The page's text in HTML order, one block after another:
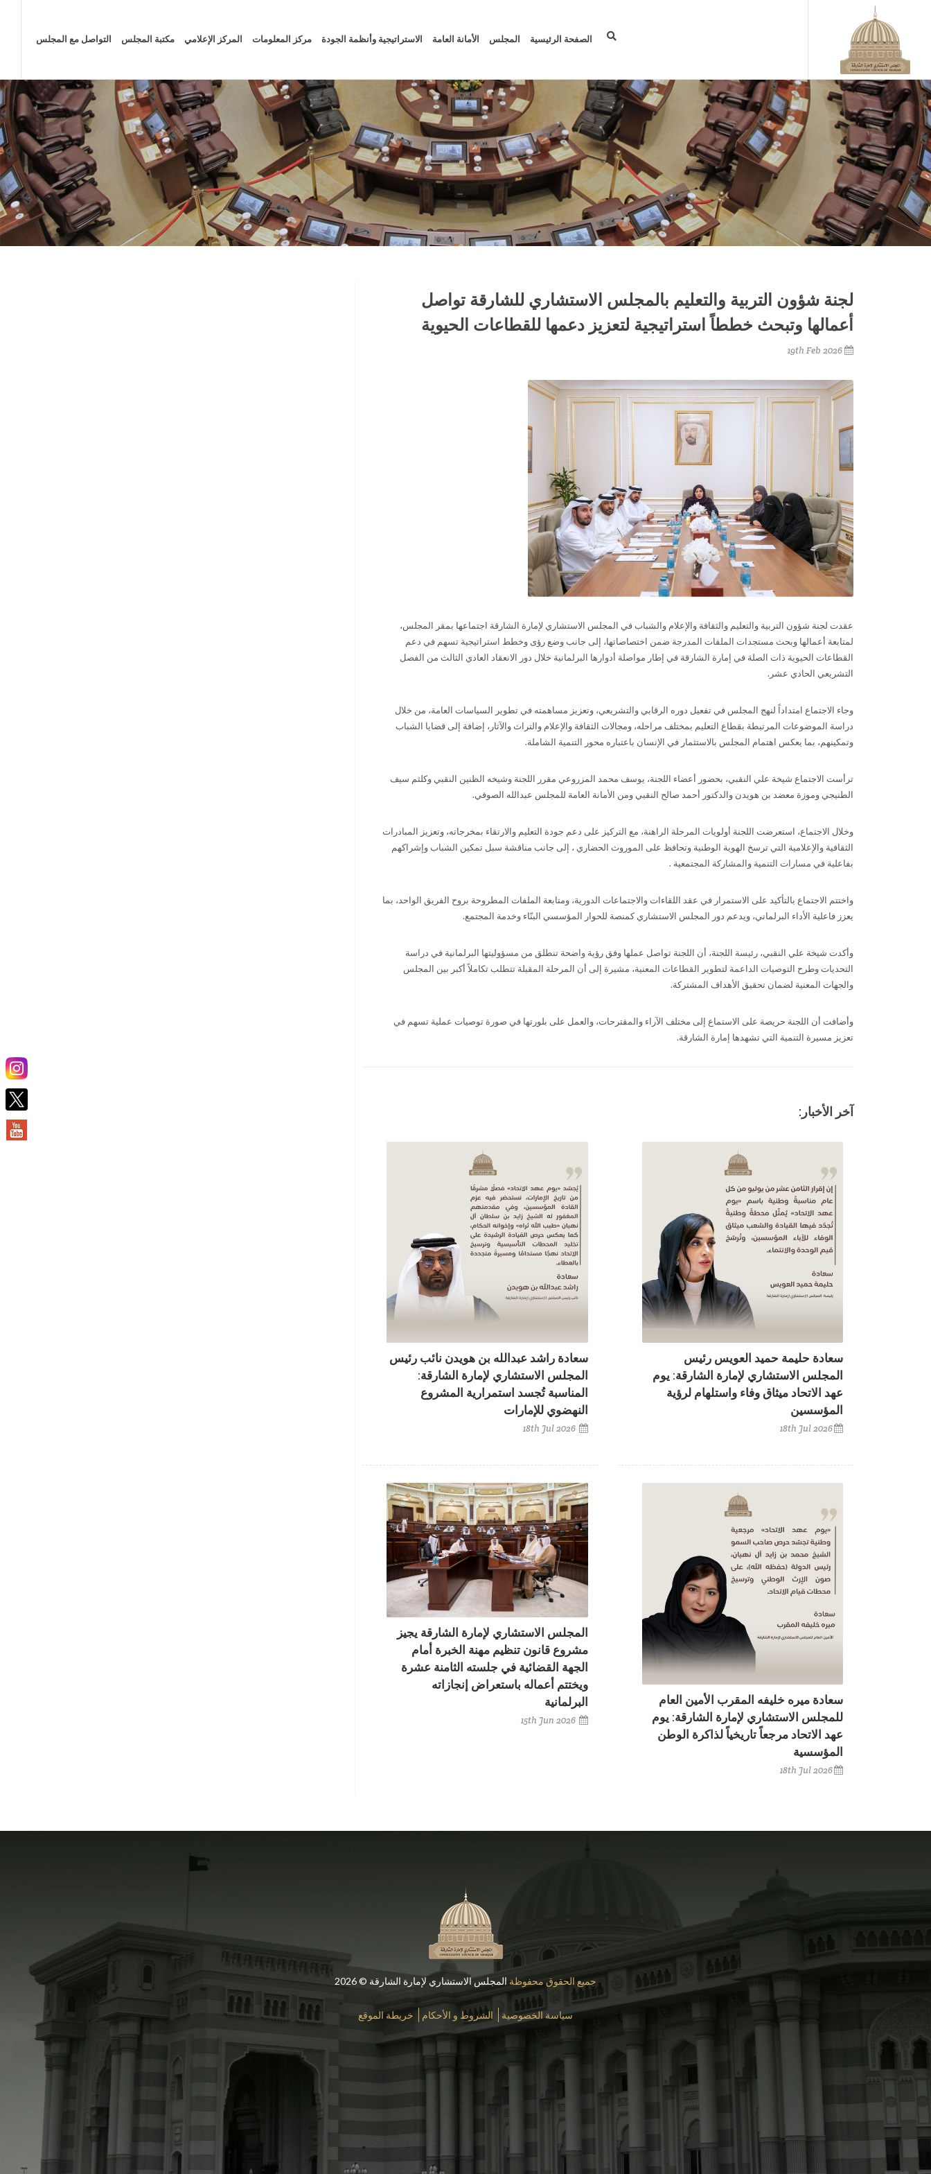
الصفحة الرئيسية المجلس الأمانة العامة الاستراتيجية وأنظمة الجودة مركز المعلومات المركز الإعلامي مكتبة المجلس التواصل مع المجلس
لجنة شؤون التربية والتعليم بالمجلس الاستشاري للشارقة تواصل
أعمالها وتبحث خططاً استراتيجية لتعزيز دعمها للقطاعات الحيوية
19th Feb 2026
عقدت لجنة شؤون التربية والتعليم والثقافة والإعلام والشباب في المجلس الاستشاري لإمارة الشارقة اجتماعها بمقر المجلس،
لمتابعة أعمالها وبحث مستجدات الملفات المدرجة ضمن اختصاصاتها، إلى جانب وضع رؤى وخطط استراتيجية تسهم في دعم
القطاعات الحيوية ذات الصلة في إمارة الشارقة في إطار مواصلة أدوارها البرلمانية خلال دور الانعقاد العادي الثالث من الفصل
التشريعي الحادي عشر.
وجاء الاجتماع امتداداً لنهج المجلس في تفعيل دوره الرقابي والتشريعي، وتعزيز مساهمته في تطوير السياسات العامة، من خلال
دراسة الموضوعات المرتبطة بقطاع التعليم بمختلف مراحله، ومجالات الثقافة والإعلام والتراث والآثار، إضافة إلى قضايا الشباب
وتمكينهم، بما يعكس اهتمام المجلس بالاستثمار في الإنسان باعتباره محور التنمية الشاملة.
ترأست الاجتماع شيخة علي النقبي، بحضور أعضاء اللجنة، يوسف محمد المزروعي مقرر اللجنة وشيخه الظنين النقبي وكلثم سيف
الطنيجي وموزة معضد بن هويدن والدكتور أحمد صالح النقبي ومن الأمانة العامة للمجلس عبدالله الصوفي.
وخلال الاجتماع، استعرضت اللجنة أولويات المرحلة الراهنة، مع التركيز على دعم جودة التعليم والارتقاء بمخرجاته، وتعزيز المبادرات
الثقافية والإعلامية التي ترسخ الهوية الوطنية وتحافظ على الموروث الحضاري ، إلى جانب مناقشة سبل تمكين الشباب وإشراكهم
بفاعلية في مسارات التنمية والمشاركة المجتمعية .
واختتم الاجتماع بالتأكيد على الاستمرار في عقد اللقاءات والاجتماعات الدورية، ومتابعة الملفات المطروحة بروح الفريق الواحد، بما
يعزز فاعلية الأداء البرلماني، ويدعم دور المجلس الاستشاري كمنصة للحوار المؤسسي البنّاء وخدمة المجتمع.
وأكدت شيخة علي النقبي، رئيسة اللجنة، أن اللجنة تواصل عملها وفق رؤية واضحة تنطلق من مسؤوليتها البرلمانية في دراسة
التحديات وطرح التوصيات الداعمة لتطوير القطاعات المعنية، مشيرة إلى أن المرحلة المقبلة تتطلب تكاملاً أكبر بين المجلس
والجهات المعنية لضمان تحقيق الأهداف المشتركة.
وأضافت أن اللجنة حريصة على الاستماع إلى مختلف الآراء والمقترحات، والعمل على بلورتها في صورة توصيات عملية تسهم في
تعزيز مسيرة التنمية التي تشهدها إمارة الشارقة.
آخر الأخبار:
سعادة حليمة حميد العويس رئيس
المجلس الاستشاري لإمارة الشارقة: يوم
عهد الاتحاد ميثاق وفاء واستلهام لرؤية
المؤسسين
18th Jul 2026
سعادة ميره خليفه المقرب الأمين العام
للمجلس الاستشاري لإمارة الشارقة: يوم
عهد الاتحاد مرجعاً تاريخياً لذاكرة الوطن
المؤسسية
18th Jul 2026
سعادة راشد عبدالله بن هويدن نائب رئيس
المجلس الاستشاري لإمارة الشارقة:
المناسبة تُجسد استمرارية المشروع
النهضوي للإمارات
18th Jul 2026
المجلس الاستشاري لإمارة الشارقة يجيز
مشروع قانون تنظيم مهنة الخبرة أمام
الجهة القضائية في جلسته الثامنة عشرة
ويختتم أعماله باستعراض إنجازاته
البرلمانية
15th Jun 2026
جميع الحقوق محفوظة المجلس الاستشاري لإمارة الشارقة © 2026
سياسة الخصوصية الشروط و الأحكام خريطة الموقع